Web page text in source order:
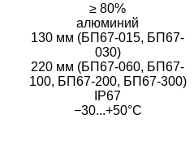
≥ 80%
алюминий
130 мм (БП67-015, БП67-
030)
220 мм (БП67-060, БП67-
100, БП67-200, БП67-300)
IP67
−30...+50°C